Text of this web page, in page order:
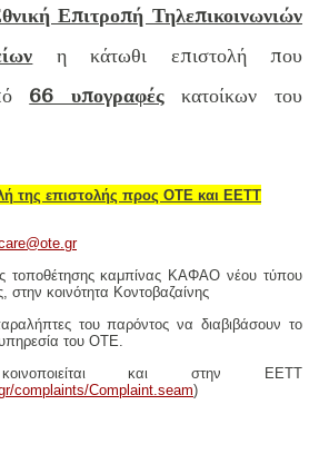
Επιτροπή Τηλεπικοινωνιών
η κάτωθι επιστολή που
66 υπογραφέςκατοίκων του
της επιστολής προς ΟΤΕ και ΕΕΤΤ
τοποθέτησης καμπίνας ΚΑΦΑΟ νέου τύπου
στην κοινότητα Κοντοβαζαίνης
του παρόντος να διαβιβάσουν το
του ΟΤΕ.
και στην ΕΕΤΤ
complaints/Complaint.seam)